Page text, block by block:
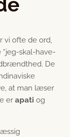
vi ofte de ord,
skal-have-
De
at man læser
er apati og